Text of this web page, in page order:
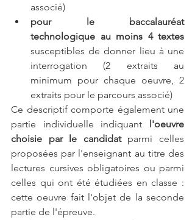
associé)
pour le baccalauréat
technologique au moins 4 textes
susceptibles de donner lieu à une
interrogation (2 extraits au
minimum pour chaque oeuvre, 2
extraits pour le parcours associé)
Ce descriptif comporte également une
partie individuelle indiquant l'oeuvre
choisie par le candidat parmi celles
proposées par l'enseignant au titre des
lectures cursives obligatoires ou parmi
celles qui ont été étudiées en classe :
cette oeuvre fait l'objet de la seconde
partie de l'épreuve.